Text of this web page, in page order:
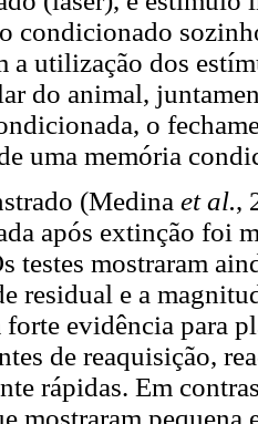
condicionado
a utilização dos
do animal,
o
uma memória
(Medina et al.,
após extinção foi
testes mostraram
residual e a
forte evidência para
de reaquisição,
rápidas. Em
mostraram